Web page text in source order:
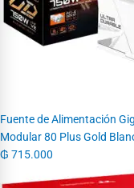
Fuente de Alimentación
Modular 80 Plus Gold
₲ 715.000